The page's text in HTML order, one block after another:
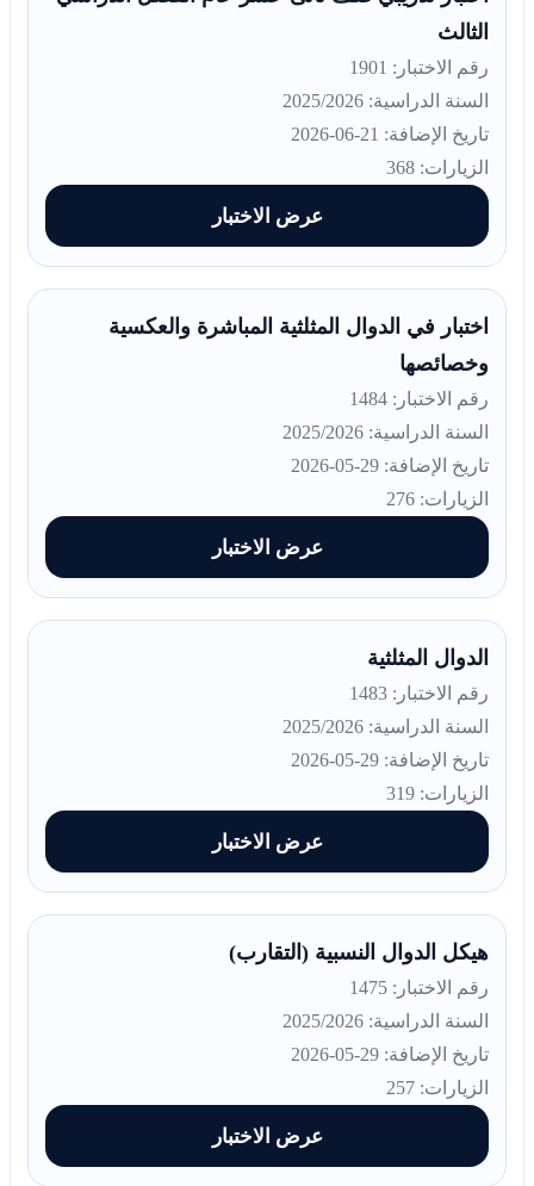
الثالث
رقم الاختبار: 1901
السنة الدراسية: 2025/2026
تاريخ الإضافة: 21-06-2026
الزيارات: 368
عرض الاختبار
اختبار في الدوال المثلثية المباشرة والعكسية
وخصائصها
رقم الاختبار: 1484
السنة الدراسية: 2025/2026
تاريخ الإضافة: 29-05-2026
الزيارات: 276
عرض الاختبار
الدوال المثلثية
رقم الاختبار: 1483
السنة الدراسية: 2025/2026
تاريخ الإضافة: 29-05-2026
الزيارات: 319
عرض الاختبار
هيكل الدوال النسبية (التقارب)
رقم الاختبار: 1475
السنة الدراسية: 2025/2026
تاريخ الإضافة: 29-05-2026
الزيارات: 257
عرض الاختبار